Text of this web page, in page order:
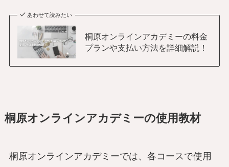
あわせて読みたい
桐原オンラインアカデミーの料金
プランや支払い方法を詳細解説！
桐原オンラインアカデミーの使用教材
桐原オンラインアカデミーでは、各コースで使用